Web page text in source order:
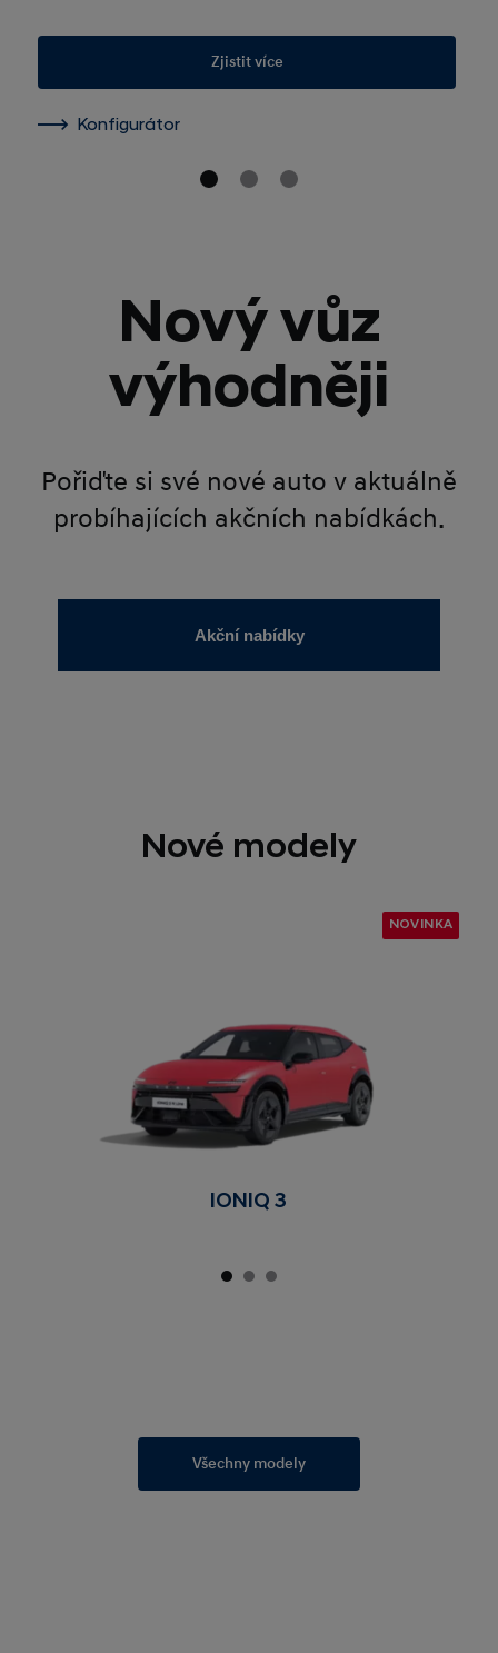
Zjistit více
Konfigurátor
Nový vůz
výhodněji
Pořiďte si své nové auto v aktuálně
probíhajících akčních nabídkách.
Akční nabídky
Nové modely
NOVINKA
IONIQ 3
Všechny modely